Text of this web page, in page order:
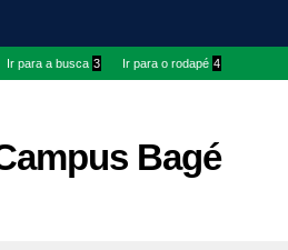
Ir para a busca 3 Ir para o rodapé 4
Bagé